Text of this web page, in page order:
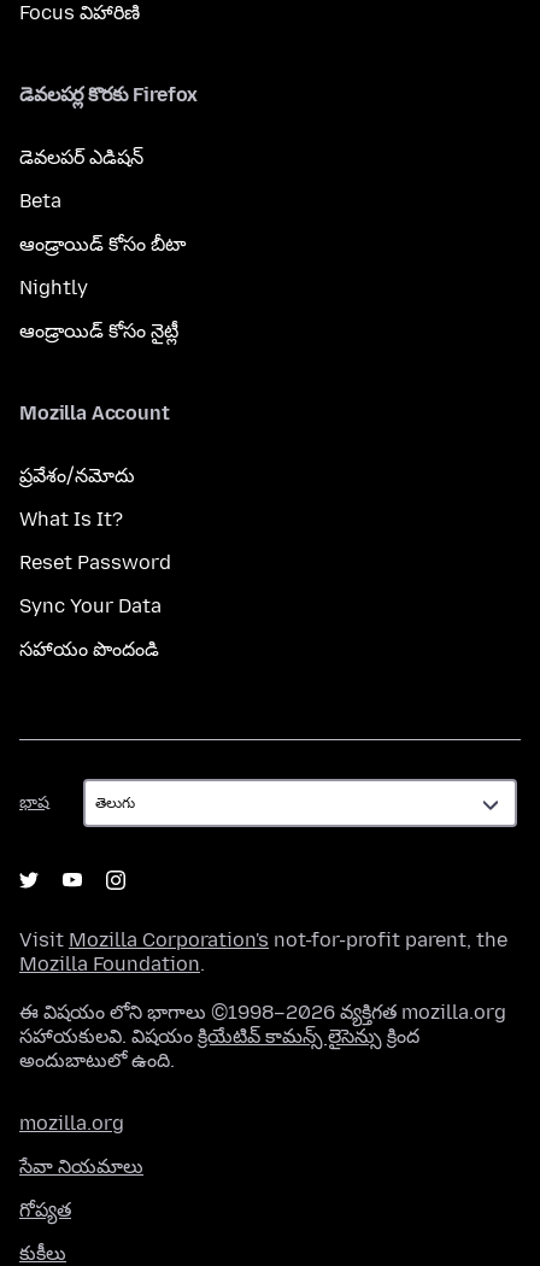
Focus విహారిణి
డెవలపర్ల కొరకు Firefox
డెవలపర్ ఎడిషన్
Beta
ఆండ్రాయిడ్ కోసం బీటా
Nightly
ఆండ్రాయిడ్ కోసం నైట్లీ
Mozilla Account
ప్రవేశం/నమోదు
What Is It?
Reset Password
Sync Your Data
సహాయం పొందండి
భాష
భాష
Visit Mozilla Corporation's not-for-profit parent, the
Mozilla Foundation.
ఈ విషయం లోని భాగాలు ©1998–2026 వ్యక్తిగత mozilla.org
సహాయకులవి. విషయం క్రియేటివ్ కామన్స్ లైసెన్సు క్రింద
అందుబాటులో ఉంది.
mozilla.org
సేవా నియమాలు
గోప్యత
కుకీలు